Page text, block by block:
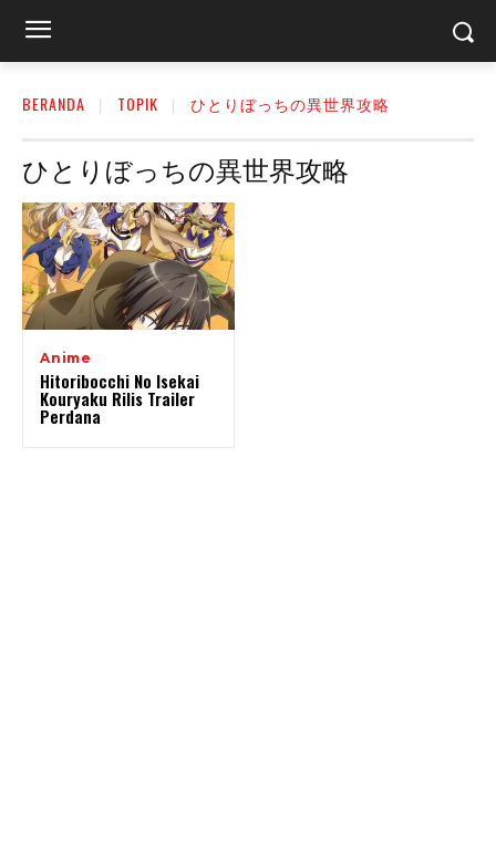
BERANDA TOPIK ひとりぼっちの異世界攻略
ひとりぼっちの異世界攻略
Anime
Hitoribocchi No Isekai
Kouryaku Rilis Trailer
Perdana